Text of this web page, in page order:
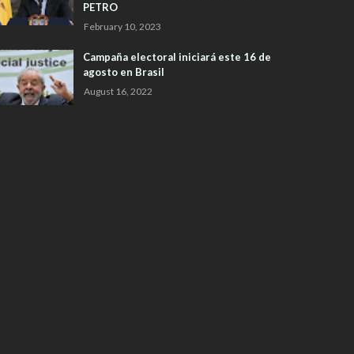
PETRO
February 10, 2023
Campaña electoral iniciará este 16 de
agosto en Brasil
August 16, 2022